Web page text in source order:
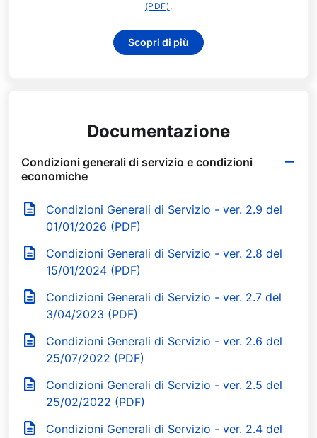
(PDF) .
Scopri di più
Documentazione
Condizioni generali di servizio e condizioni
economiche
Condizioni Generali di Servizio - ver. 2.9 del
01/01/2026 (PDF)
Condizioni Generali di Servizio - ver. 2.8 del
15/01/2024 (PDF)
Condizioni Generali di Servizio - ver. 2.7 del
3/04/2023 (PDF)
Condizioni Generali di Servizio - ver. 2.6 del
25/07/2022 (PDF)
Condizioni Generali di Servizio - ver. 2.5 del
25/02/2022 (PDF)
Condizioni Generali di Servizio - ver. 2.4 del